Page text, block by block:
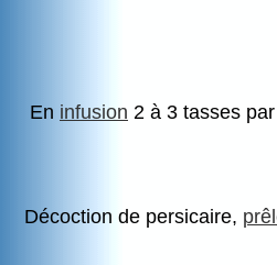
En infusion 2 à 3 tasses
Décoction de persicaire,